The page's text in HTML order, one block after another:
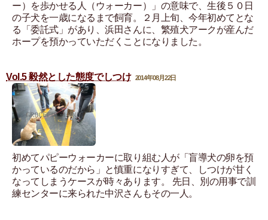
ー）を歩かせる人（ウォーカー）」の意味で、生後５０日
の子犬を一歳になるまで飼育。２月上旬、今年初めてとな
る「委託式」があり、浜田さんに、繁殖犬アークが産んだ
ホープを預かっていただくことになりました。
Vol.5 毅然とした態度でしつけ 2014年08月22日
初めてパピーウォーカーに取り組む人が「盲導犬の卵を預
かっているのだから」と慎重になりすぎて、しつけが甘く
なってしまうケースが時々あります。 先日、別の用事で訓
練センターに来られた中沢さんもその一人。